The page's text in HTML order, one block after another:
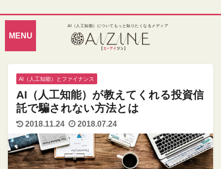
AI（人工知能）についてもっと知りたくなるメディア
AI（人工知能）とファイナンス
AI（人工知能）が教えてくれる投資信
託で騙されない方法とは
2018.11.24 2018.07.24